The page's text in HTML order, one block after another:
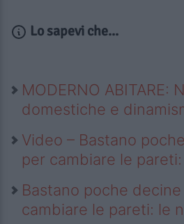
Lo sapevi che...
MODERNO ABITARE:
domestiche e
Video – Bastano
per cambiare le
Bastano poche
cambiare le pareti: le